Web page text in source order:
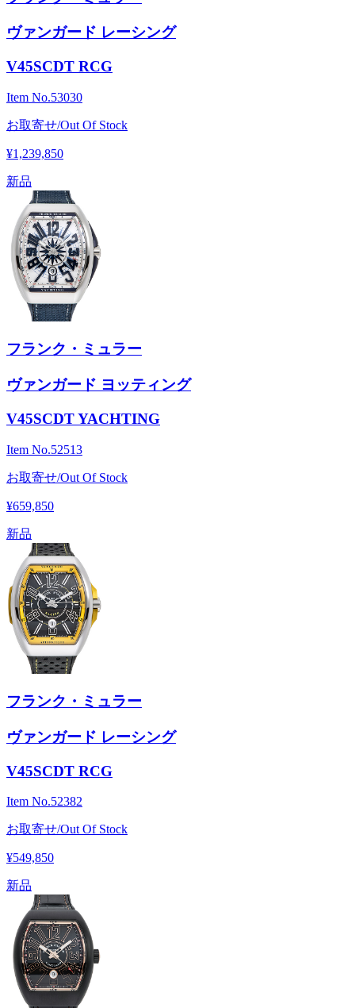
ヴァンガード レーシング
V45SCDT RCG
Item No.53030
お取寄せ/Out Of Stock
¥1,239,850
新品
フランク・ミュラー
ヴァンガード ヨッティング
V45SCDT YACHTING
Item No.52513
お取寄せ/Out Of Stock
¥659,850
新品
フランク・ミュラー
ヴァンガード レーシング
V45SCDT RCG
Item No.52382
お取寄せ/Out Of Stock
¥549,850
新品